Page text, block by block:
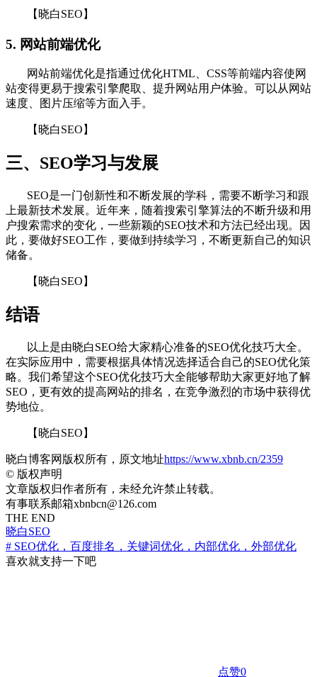
【晓白SEO】
5. 网站前端优化
网站前端优化是指通过优化HTML、CSS等前端内容使网
站变得更易于搜索引擎爬取、提升网站用户体验。可以从网站
速度、图片压缩等方面入手。
【晓白SEO】
三、SEO学习与发展
SEO是一门创新性和不断发展的学科，需要不断学习和跟
上最新技术发展。近年来，随着搜索引擎算法的不断升级和用
户搜索需求的变化，一些新颖的SEO技术和方法已经出现。因
此，要做好SEO工作，要做到持续学习，不断更新自己的知识
储备。
【晓白SEO】
结语
以上是由晓白SEO给大家精心准备的SEO优化技巧大全。
在实际应用中，需要根据具体情况选择适合自己的SEO优化策
略。我们希望这个SEO优化技巧大全能够帮助大家更好地了解
SEO，更有效的提高网站的排名，在竞争激烈的市场中获得优
势地位。
【晓白SEO】
晓白博客网版权所有，原文地址https://www.xbnb.cn/2359
© 版权声明
文章版权归作者所有，未经允许禁止转载。
有事联系邮箱xbnbcn@126.com
THE END
晓白SEO
# SEO优化，百度排名，关键词优化，内部优化，外部优化
喜欢就支持一下吧
点赞0